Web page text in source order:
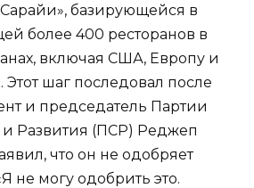
базирующейся в
более 400 ресторанов в
включая США, Европу и
шаг последовал после
и председатель Партии
и Развития (ПСР) Реджеп
что он не одобряет
не могу одобрить это.